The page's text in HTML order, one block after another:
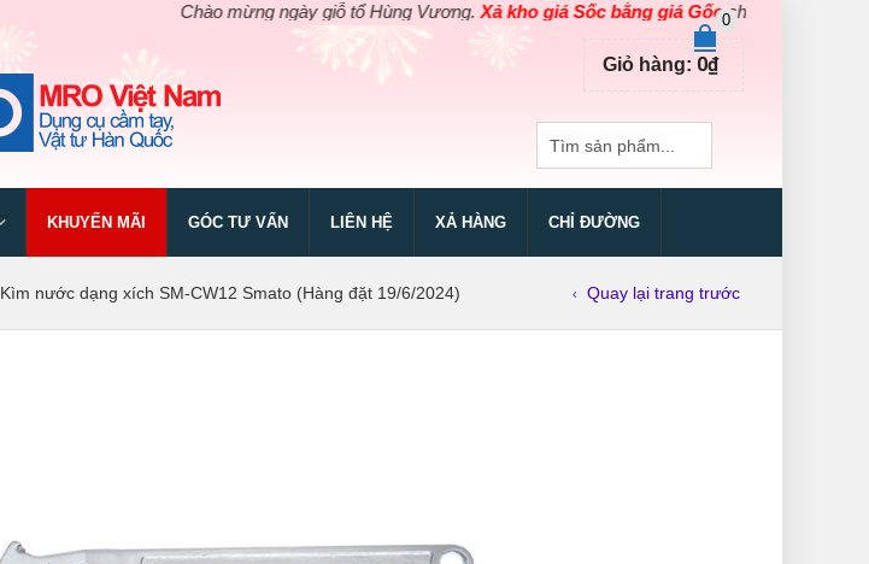
Chào mừng ngày giỗ tổ Hùng Vương.Xả kho giá Sốc bằng giá Gốccho các sản phẩm dụng
0
Giỏ hàng: 0₫
KHUYẾN MÃI GÓC TƯ VẤN LIÊN HỆ XẢ HÀNG CHỈ ĐƯỜNG
Kìm nước dạng xích SM-CW12 Smato (Hàng đặt 19/6/2024) Quay lại trang trước